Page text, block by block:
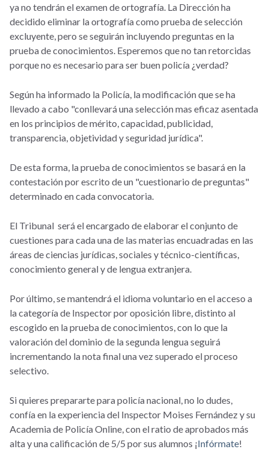
ya no tendrán el examen de ortografía. La Dirección ha
decidido eliminar la ortografía como prueba de selección
excluyente, pero se seguirán incluyendo preguntas en la
prueba de conocimientos. Esperemos que no tan retorcidas
porque no es necesario para ser buen policía ¿verdad?
Según ha informado la Policía, la modificación que se ha
llevado a cabo "conllevará una selección mas eficaz asentada
en los principios de mérito, capacidad, publicidad,
transparencia, objetividad y seguridad jurídica".
De esta forma, la prueba de conocimientos se basará en la
contestación por escrito de un "cuestionario de preguntas"
determinado en cada convocatoria.
El Tribunal será el encargado de elaborar el conjunto de
cuestiones para cada una de las materias encuadradas en las
áreas de ciencias jurídicas, sociales y técnico-científicas,
conocimiento general y de lengua extranjera.
Por último, se mantendrá el idioma voluntario en el acceso a
la categoría de Inspector por oposición libre, distinto al
escogido en la prueba de conocimientos, con lo que la
valoración del dominio de la segunda lengua seguirá
incrementando la nota final una vez superado el proceso
selectivo.
Si quieres prepararte para policía nacional, no lo dudes,
confía en la experiencia del Inspector Moises Fernández y su
Academia de Policía Online, con el ratio de aprobados más
alta y una calificación de 5/5 por sus alumnos ¡Infórmate!